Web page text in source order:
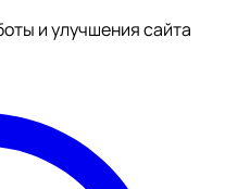
и улучшения сайта